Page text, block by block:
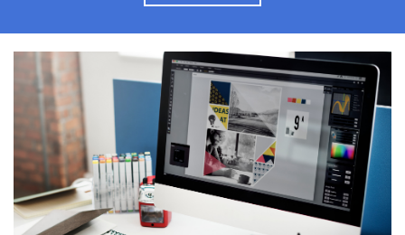
Kelas Online
Kamartekno Kelas adalah platform pembelajaran
online yang menawarkan berbagai kelas berkualitas